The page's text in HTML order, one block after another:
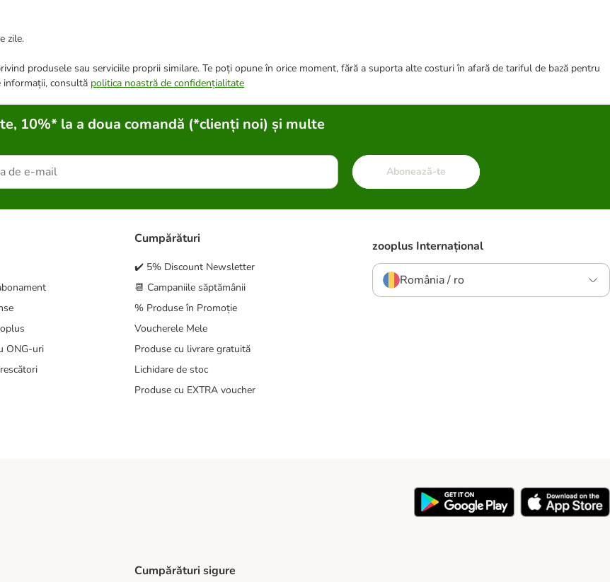
zile.
produsele sau serviciile proprii similare. Te poți opune în orice moment, fără a suporta alte costuri în afară de tariful de bază pentru
informații, consultă politica noastră de confidențialitate
10%* la a doua comandă (*clienți noi) și multe
Abonează-te
ONG-uri
Cumpărături
✔️ 5% Discount Newsletter
📆 Campaniile săptămânii
% Produse în Promoție
Voucherele Mele
Produse cu livrare gratuită
Lichidare de stoc
Produse cu EXTRA voucher
zooplus Internațional
România / ro
Cumpărături sigure